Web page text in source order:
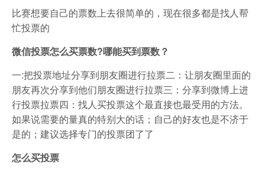
比赛想要自己的票数上去很简单的，现在很多都是找人帮
忙投票的
微信投票怎么买票数?哪能买到票数？
一:把投票地址分享到朋友圈进行拉票二：让朋友圈里面的
朋友再次分享到他们朋友圈进行拉票三：分享到微博上进
行投票拉票四：找人买投票这个最直接也最受用的方法。
如果说需要的量真的特别大的话；自己的好友也是不济于
是的；建议选择专门的投票团了了
怎么买投票